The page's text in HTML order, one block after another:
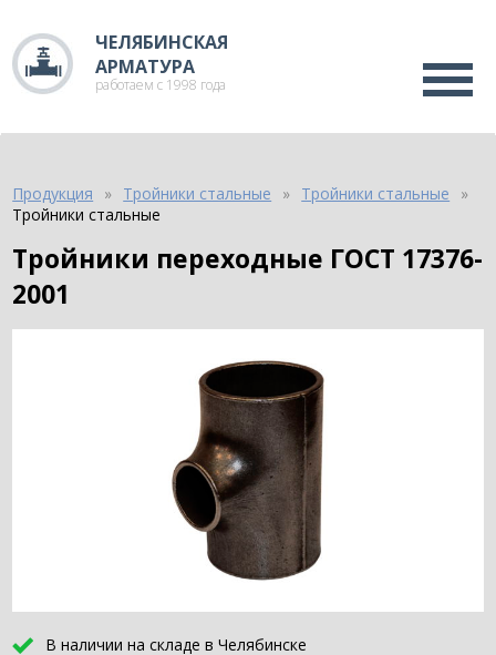
ЧЕЛЯБИНСКАЯ
АРМАТУРА
работаем с 1998 года
Продукция Тройники стальные
Тройники стальные
Тройники стальные
Тройники переходные ГОСТ 17376-
2001
В наличии на складе в Челябинске